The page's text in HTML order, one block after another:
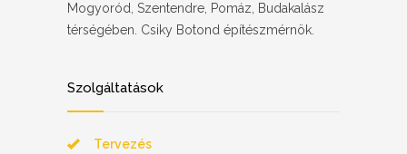
Mogyoród, Szentendre, Pomáz, Budakalász
térségében. Csiky Botond építészmérnök.
Szolgáltatások
Tervezés